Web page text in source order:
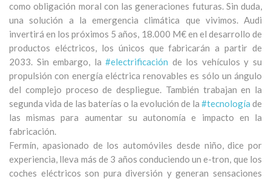
como obligación moral con las generaciones futuras. Sin duda,
una solución a la emergencia climática que vivimos. Audi
invertirá en los próximos 5 años, 18.000 M€ en el desarrollo de
productos eléctricos, los únicos que fabricarán a partir de
2033. Sin embargo, la#electrificación de los vehículos y su
propulsión con energía eléctrica renovables es sólo un ángulo
del complejo proceso de despliegue. También trabajan en la
segunda vida de las baterías o la evolución de la #tecnología de
las mismas para aumentar su autonomía e impacto en la
fabricación.
Fermín, apasionado de los automóviles desde niño, dice por
experiencia, lleva más de 3 años conduciendo un e-tron, que los
coches eléctricos son pura diversión y generan sensaciones